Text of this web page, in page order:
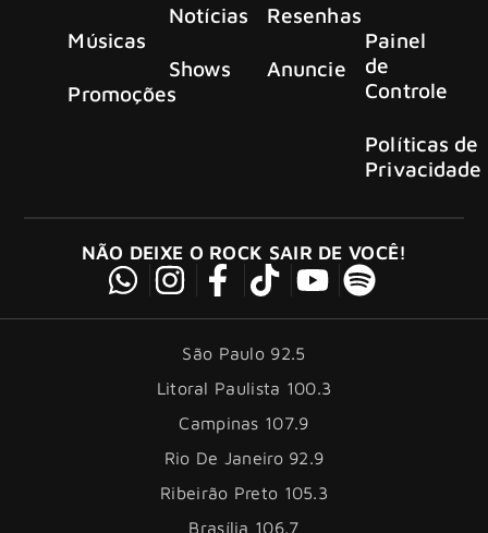
Músicas
Promoções
Notícias
Shows
Resenhas
Anuncie
Painel
de
Controle
Políticas de
Privacidade
NÃO DEIXE O ROCK SAIR DE VOCÊ!
São Paulo 92.5
Litoral Paulista 100.3
Campinas 107.9
Rio De Janeiro 92.9
Ribeirão Preto 105.3
Brasília 106.7